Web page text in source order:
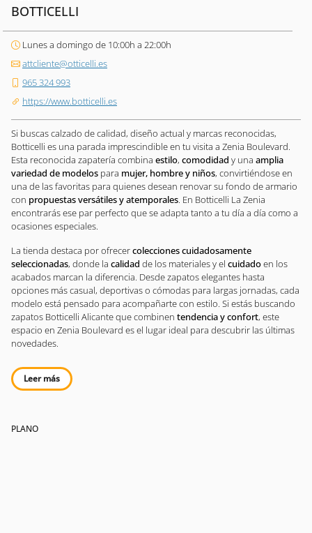
BOTTICELLI
Lunes a domingo de 10:00h a 22:00h
attcliente@otticelli.es
965 324 993
https://www.botticelli.es
Si buscas calzado de calidad, diseño actual y marcas reconocidas,
Botticelli es una parada imprescindible en tu visita a Zenia Boulevard.
Esta reconocida zapatería combina estilo, comodidad y una amplia
variedad de modelos para mujer, hombre y niños, convirtiéndose en
una de las favoritas para quienes desean renovar su fondo de armario
con propuestas versátiles y atemporales. En Botticelli La Zenia
encontrarás ese par perfecto que se adapta tanto a tu día a día como a
ocasiones especiales.
La tienda destaca por ofrecercolecciones cuidadosamente
seleccionadas, donde la calidad de los materiales y el cuidadoen los
acabados marcan la diferencia. Desde zapatos elegantes hasta
opciones más casual, deportivas o cómodas para largas jornadas, cada
modelo está pensado para acompañarte con estilo. Si estás buscando
zapatos Botticelli Alicante que combinen tendencia y confort, este
espacio en Zenia Boulevard es el lugar ideal para descubrir las últimas
novedades.
Leer más
PLANO